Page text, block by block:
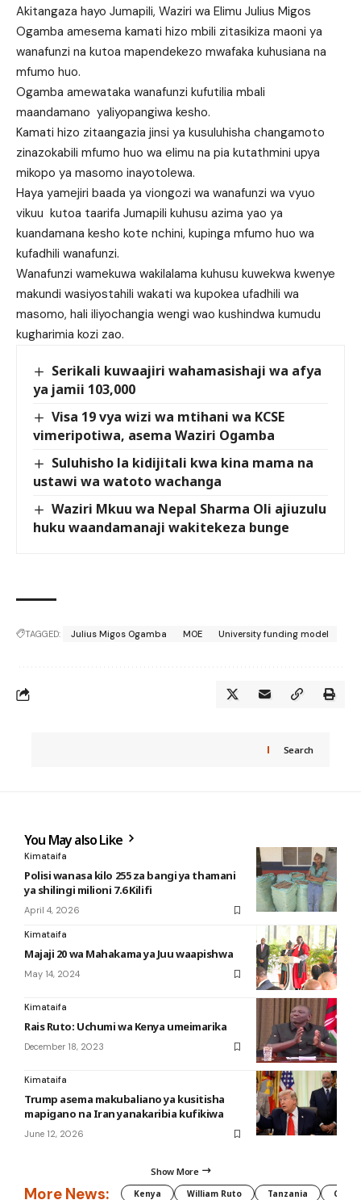
Akitangaza hayo Jumapili, Waziri wa Elimu Julius Migos
Ogamba amesema kamati hizo mbili zitasikiza maoni ya
wanafunzi na kutoa mapendekezo mwafaka kuhusiana na
mfumo huo.
Ogamba amewataka wanafunzi kufutilia mbali
maandamano yaliyopangiwa kesho.
Kamati hizo zitaangazia jinsi ya kusuluhisha changamoto
zinazokabili mfumo huo wa elimu na pia kutathmini upya
mikopo ya masomo inayotolewa.
Haya yamejiri baada ya viongozi wa wanafunzi wa vyuo
vikuu kutoa taarifa Jumapili kuhusu azima yao ya
kuandamana kesho kote nchini, kupinga mfumo huo wa
kufadhili wanafunzi.
Wanafunzi wamekuwa wakilalama kuhusu kuwekwa kwenye
makundi wasiyostahili wakati wa kupokea ufadhili wa
masomo, hali iliyochangia wengi wao kushindwa kumudu
kugharimia kozi zao.
Serikali kuwaajiri wahamasishaji wa afya
ya jamii 103,000
Visa 19 vya wizi wa mtihani wa KCSE
vimeripotiwa, asema Waziri Ogamba
Suluhisho la kidijitali kwa kina mama na
ustawi wa watoto wachanga
Waziri Mkuu wa Nepal Sharma Oli ajiuzulu
huku waandamanaji wakitekeza bunge
TAGGED: Julius Migos Ogamba MOE University funding model
Search
You May also Like
Kimataifa
Polisi wanasa kilo 255 za bangi ya thamani
ya shilingi milioni 7.6 Kilifi
April 4, 2026
Kimataifa
Majaji 20 wa Mahakama ya Juu waapishwa
May 14, 2024
Kimataifa
Rais Ruto: Uchumi wa Kenya umeimarika
December 18, 2023
Kimataifa
Trump asema makubaliano ya kusitisha
mapigano na Iran yanakaribia kufikiwa
June 12, 2026
Show More
More News: Kenya William Ruto Tanzania CAF